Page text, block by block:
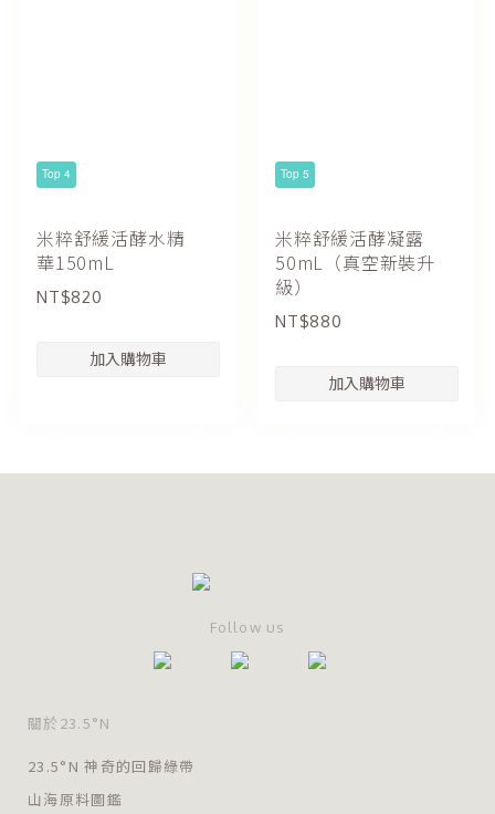
Top 4
米粹舒緩活酵水精
華150mL
NT$820
Top 5
米粹舒緩活酵凝露
50mL（真空新裝升
級）
NT$880
Follow us
關於23.5°N
23.5°N 神奇的回歸綠帶
山海原料圖鑑